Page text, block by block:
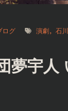
ログ 演劇 石
夢宇人